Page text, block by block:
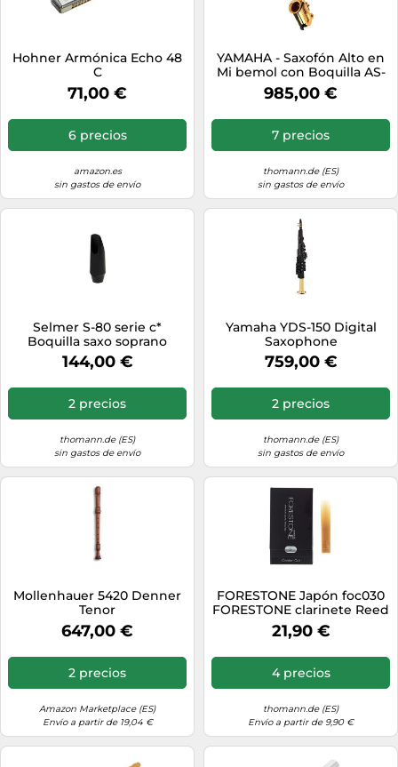
Hohner Armónica Echo 48
C
71,00 €
6 precios
amazon.es
sin gastos de envío
YAMAHA - Saxofón Alto en
Mi bemol con Boquilla AS-
4C, Lacado Dorado
985,00 €
7 precios
thomann.de (ES)
sin gastos de envío
Selmer S-80 serie c*
Boquilla saxo soprano
144,00 €
2 precios
thomann.de (ES)
sin gastos de envío
Yamaha YDS-150 Digital
Saxophone
759,00 €
2 precios
thomann.de (ES)
sin gastos de envío
Mollenhauer 5420 Denner
Tenor
647,00 €
2 precios
Amazon Marketplace (ES)
Envío a partir de 19,04 €
FORESTONE Japón foc030
FORESTONE clarinete Reed
alemán F3
21,90 €
4 precios
thomann.de (ES)
Envío a partir de 9,90 €